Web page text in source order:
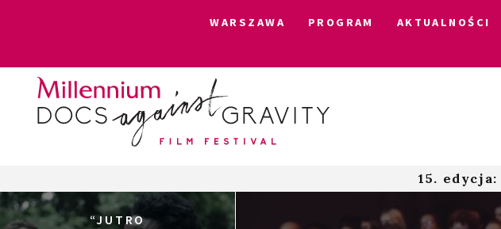
to
content
WARSZAWA PROGRAM AKTUALNOŚCI
15. edycja:
“JUTRO